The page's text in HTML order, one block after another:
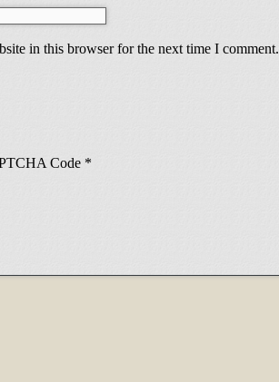
in this browser for the next time I comment.
Code *